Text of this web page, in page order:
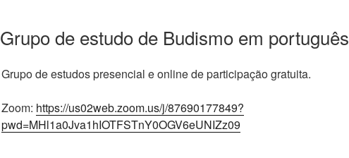
Grupo de estudo de Budismo em português
Grupo de estudos presencial e online de participação gratuita.
Zoom: https://us02web.zoom.us/j/87690177849?
pwd=MHl1a0Jva1hIOTFSTnY0OGV6eUNIZz09